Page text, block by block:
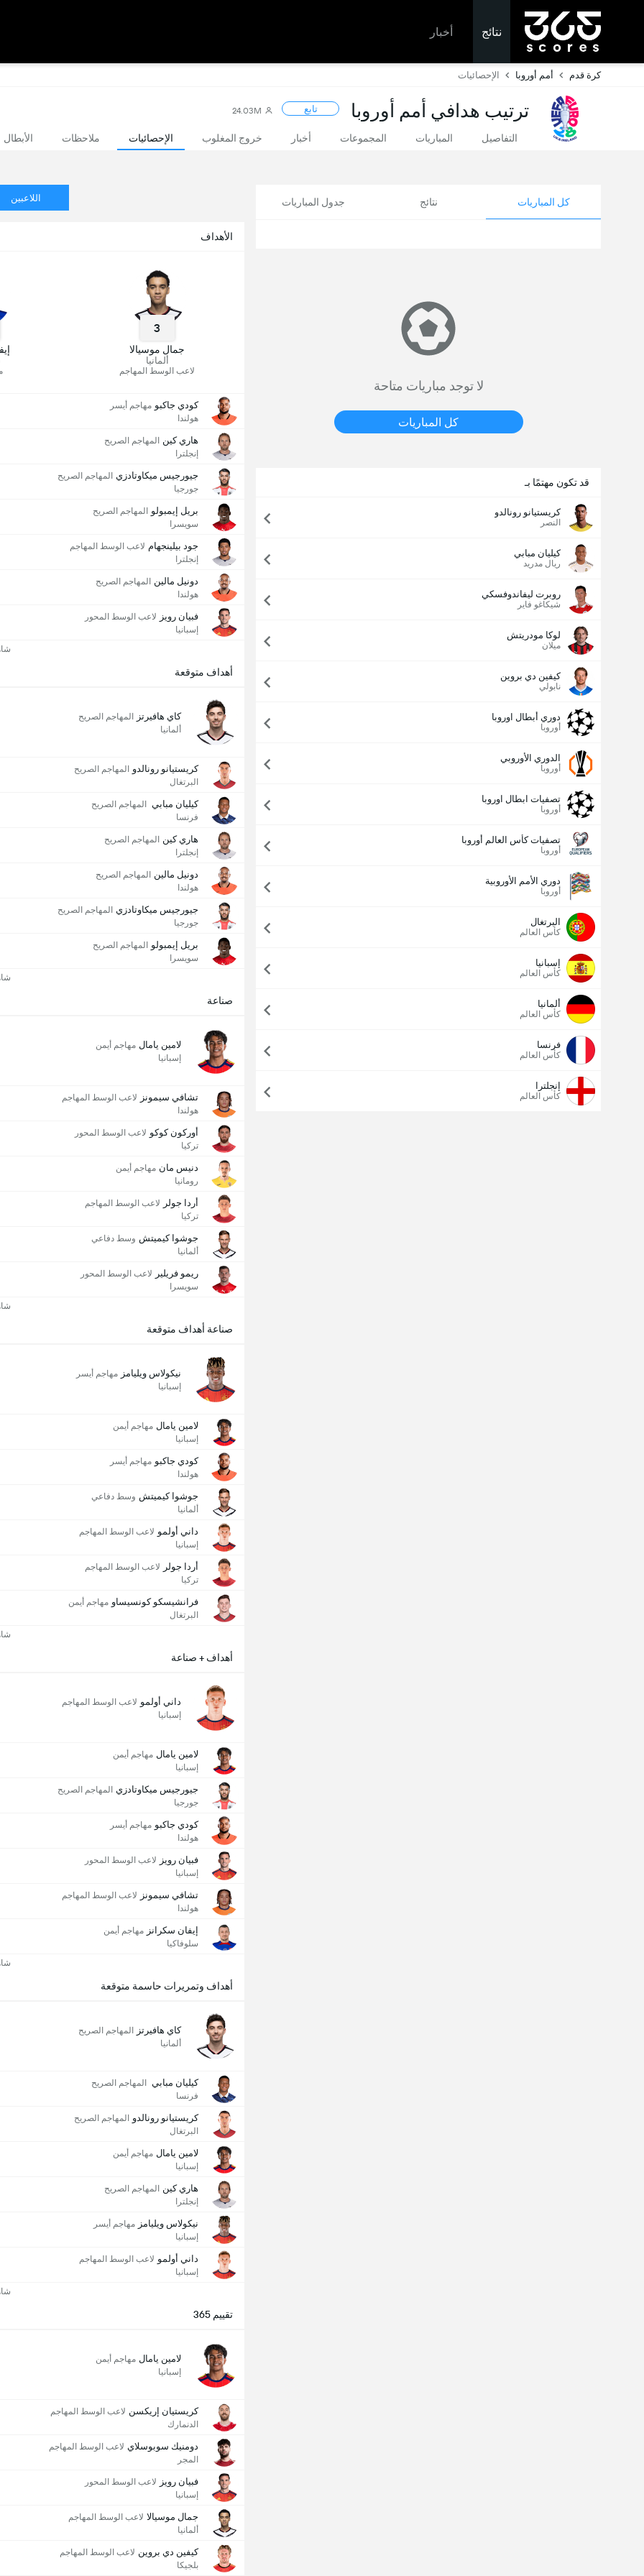
نتائج أخبار
كرة قدم أمم أوروبا الإحصائيات
ترتيب هدافي أمم أوروبا تابع 24.03M
التفاصيل المباريات المجموعات أخبار خروج المغلوب الإحصائيات ملاحظات الأبطال
كل المباريات نتائج جدول المباريات
لا توجد مباريات متاحة
كل المباريات
قد تكون مهتمًا بـ
كريستيانو رونالدو
النصر
كيليان مبابي
ريال مدريد
روبرت ليفاندوفسكي
شيكاغو فاير
لوكا مودريتش
ميلان
كيفين دي بروين
نابولي
دوري أبطال اوروبا
أوروبا
الدوري الأوروبي
أوروبا
تصفيات ابطال اوروبا
أوروبا
تصفيات كأس العالم أوروبا
أوروبا
دوري الأمم الأوروبية
أوروبا
البرتغال
كأس العالم
إسبانيا
كأس العالم
ألمانيا
كأس العالم
فرنسا
كأس العالم
إنجلترا
كأس العالم
اللاعبين
الأهداف
3
جمال موسيالا
ألمانيا
لاعب الوسط المهاجم
كودي جاكبو مهاجم أيسر
هولندا
هاري كين المهاجم الصريح
إنجلترا
جيورجيس ميكاوتادزي المهاجم الصريح
جورجيا
بريل إيمبولو المهاجم الصريح
سويسرا
جود بيلينجهام لاعب الوسط المهاجم
إنجلترا
دونيل مالين المهاجم الصريح
هولندا
فبيان رويز
لاعب الوسط المحور
إسبانيا
أهداف متوقعة
كاي هافيرتز المهاجم الصريح
ألمانيا
كريستيانو رونالدو المهاجم الصريح
البرتغال
كيليان مبابي المهاجم الصريح
فرنسا
هاري كين المهاجم الصريح
إنجلترا
دونيل مالين المهاجم الصريح
هولندا
جيورجيس ميكاوتادزي المهاجم الصريح
جورجيا
بريل إيمبولو المهاجم الصريح
سويسرا
صناعة
لامين يامال مهاجم أيمن
إسبانيا
تشافي سيمونز
لاعب الوسط المهاجم
هولندا
أوركون كوكو لاعب الوسط المحور
تركيا
دنيس مان مهاجم أيمن
رومانيا
أردا جولر
لاعب الوسط المهاجم
تركيا
جوشوا كيميتش وسط دفاعي
ألمانيا
ريمو فريلير
لاعب الوسط المحور
سويسرا
صناعة أهداف متوقعة
نيكولاس ويليامز مهاجم أيسر
إسبانيا
لامين يامال مهاجم أيمن
إسبانيا
كودي جاكبو مهاجم أيسر
هولندا
جوشوا كيميتش وسط دفاعي
ألمانيا
داني أولمو لاعب الوسط المهاجم
إسبانيا
أردا جولر
لاعب الوسط المهاجم
تركيا
فرانشيسكو كونسيساو مهاجم أيمن
البرتغال
أهداف + صناعة
داني أولمو لاعب الوسط المهاجم
إسبانيا
لامين يامال مهاجم أيمن
إسبانيا
جيورجيس ميكاوتادزي المهاجم الصريح
جورجيا
كودي جاكبو مهاجم أيسر
هولندا
فبيان رويز
لاعب الوسط المحور
إسبانيا
تشافي سيمونز
لاعب الوسط المهاجم
هولندا
إيفان سكرانز مهاجم أيمن
سلوفاكيا
أهداف وتمريرات حاسمة متوقعة
كاي هافيرتز المهاجم الصريح
ألمانيا
كيليان مبابي المهاجم الصريح
فرنسا
كريستيانو رونالدو المهاجم الصريح
البرتغال
لامين يامال مهاجم أيمن
إسبانيا
هاري كين المهاجم الصريح
إنجلترا
نيكولاس ويليامز مهاجم أيسر
إسبانيا
داني أولمو لاعب الوسط المهاجم
إسبانيا
تقييم 365
لامين يامال مهاجم أيمن
إسبانيا
كريستيان إريكسن لاعب الوسط المهاجم
الدنمارك
دومنيك سوبوسلاي لاعب الوسط المهاجم
المجر
فبيان رويز
لاعب الوسط المحور
إسبانيا
جمال موسيالا لاعب الوسط المهاجم
ألمانيا
كيفين دي بروين لاعب الوسط المهاجم
بلجيكا